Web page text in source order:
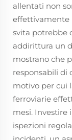
allentati non
effettivamente
svita potrebbe
addirittura un
mostrano che
responsabili di
motivo per cui
ferroviarie
mesi. Investire
ispezioni